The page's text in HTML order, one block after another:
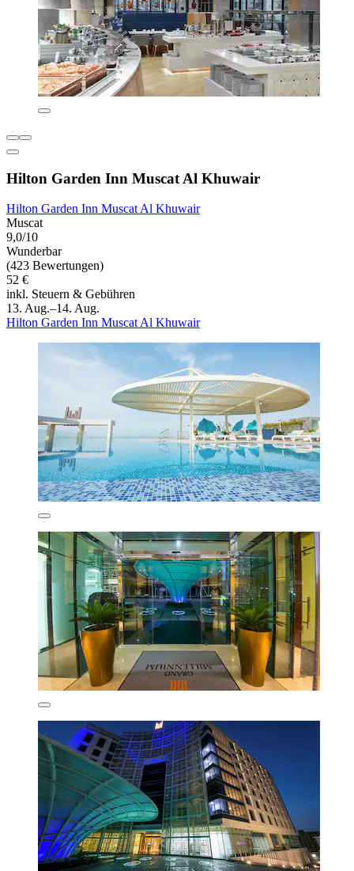
Hilton Garden Inn Muscat Al Khuwair
Hilton Garden Inn Muscat Al Khuwair
Muscat
9,0/10
Wunderbar
(423 Bewertungen)
52 €
inkl. Steuern & Gebühren
13. Aug.–14. Aug.
Hilton Garden Inn Muscat Al Khuwair